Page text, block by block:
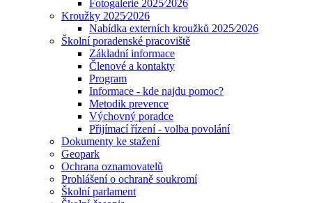
Fotogalerie 2025⁄2026
Kroužky 2025⁄2026
Nabídka externích kroužků 2025⁄2026
Školní poradenské pracoviště
Základní informace
Členové a kontakty
Program
Informace - kde najdu pomoc?
Metodik prevence
Výchovný poradce
Přijímací řízení - volba povolání
Dokumenty ke stažení
Geopark
Ochrana oznamovatelů
Prohlášení o ochraně soukromí
Školní parlament